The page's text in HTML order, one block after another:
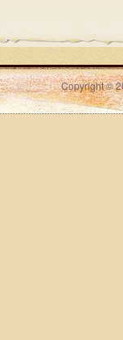
Copyright ©